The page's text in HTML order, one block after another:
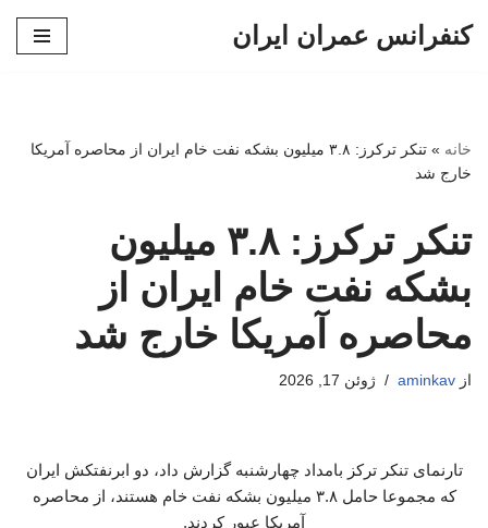
کنفرانس عمران ایران
خانه »
تنکر ترکرز: ۳.۸ میلیون بشکه نفت خام ایران از محاصره آمریکا
خارج شد
تنکر ترکرز: ۳.۸ میلیون
بشکه نفت خام ایران از
محاصره آمریکا خارج شد
از aminkav ژوئن 17, 2026
تارنمای تنکر ترکز بامداد چهارشنبه گزارش داد، دو ابرنفتکش ایران
که مجموعا حامل ۳.۸ میلیون بشکه نفت خام هستند، از محاصره
آمریکا عبور کردند.